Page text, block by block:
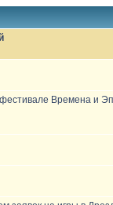
фестивале Времена и